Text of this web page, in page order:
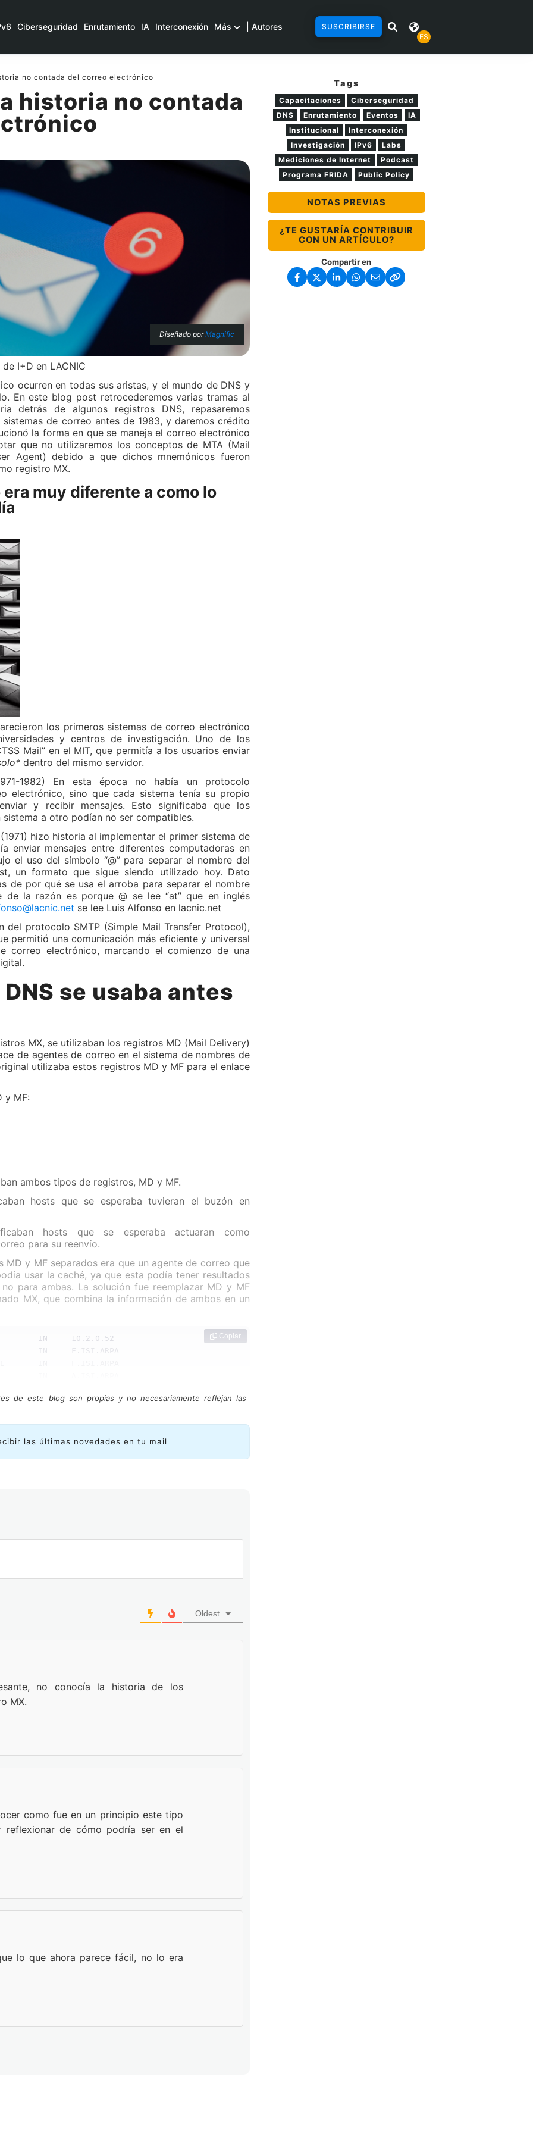
Ciberseguridad Enrutamiento IA Interconexión Más | Autores
SUSCRIBIRSE
ES
no contada del correo electrónico
historia no contada
Diseñado porMagnific
I+D en LACNIC
ocurren en todas sus aristas, y el mundo de DNS y
En este blog post retrocederemos varias tramas al
detrás de algunos registros DNS, repasaremos
de correo antes de 1983, y daremos crédito
la forma en que se maneja el correo electrónico
que no utilizaremos los conceptos de MTA (Mail
Agent) debido a que dichos mnemónicos fueron
registro MX.
muy diferente a como lo
los primeros sistemas de correo electrónico
y centros de investigación. Uno de los
Mail” en el MIT, que permitía a los usuarios enviar
dentro del mismo servidor.
1982) En esta época no había un protocolo
electrónico, sino que cada sistema tenía su propio
y recibir mensajes. Esto significaba que los
sistema a otro podían no ser compatibles.
hizo historia al implementar el primer sistema de
enviar mensajes entre diferentes computadoras en
el uso del símbolo “@” para separar el nombre del
un formato que sigue siendo utilizado hoy. Dato
de por qué se usa el arroba para separar el nombre
la razón es porque @ se lee “at” que en inglés
se lee Luis Alfonso en lacnic.net
del protocolo SMTP (Simple Mail Transfer Protocol),
permitió una comunicación más eficiente y universal
correo electrónico, marcando el comienzo de una
se usaba antes
MX, se utilizaban los registros MD (Mail Delivery)
de agentes de correo en el sistema de nombres de
utilizaba estos registros MD y MF para el enlace
y MF:
ambos tipos de registros, MD y MF.
hosts que se esperaba tuvieran el buzón en
hosts que se esperaba actuaran como
para su reenvío.
y MF separados era que un agente de correo que
usar la caché, ya que esta podía tener resultados
para ambas. La solución fue reemplazar MD y MF
MX, que combina la información de ambos en un
Copiar
tomado del RFC 882.
DNS
de este blog son propias y no necesariamente reflejan las
las últimas novedades en tu mail
Oldest
no conocía la historia de los
MX.
como fue en un principio este tipo
reflexionar de cómo podría ser en el
lo que ahora parece fácil, no lo era
Tags
Capacitaciones
Ciberseguridad
DNS
Enrutamiento Eventos
IA
Institucional
Interconexión
Investigación
IPv6
Labs
Mediciones de Internet
Podcast
Programa FRIDA
Public Policy
NOTAS PREVIAS
¿TE GUSTARÍA CONTRIBUIR
CON UN ARTÍCULO?
Compartir en